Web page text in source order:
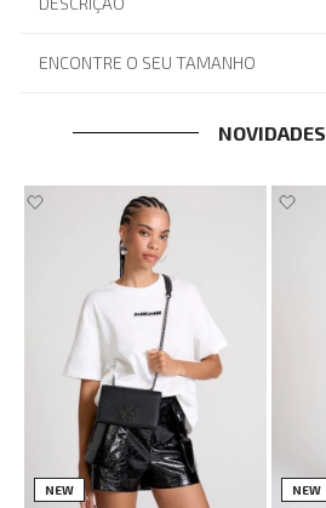
ENCONTRE O SEU TAMANHO
NOVIDADES
NEW NEW